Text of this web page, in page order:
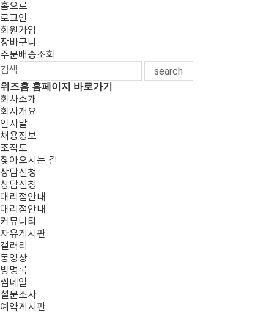
홈으로
로그인
회원가입
장바구니
주문배송조회
검색
search
위즈홈 홈페이지 바로가기
회사소개
회사개요
인사말
채용정보
조직도
찾아오시는 길
상담신청
상담신청
대리점안내
대리점안내
커뮤니티
자유게시판
갤러리
동영상
방명록
썸네일
설문조사
예약게시판